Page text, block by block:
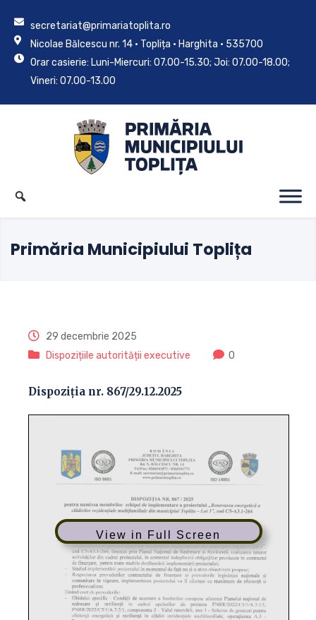
secretariat@primariatoplita.ro
Nicolae Bălcescu nr. 14 • Toplița • Harghita • 535700
Orar casierie: Luni-Miercuri: 07.00-15.30; Joi: 07.00-18.00;
Vineri: 07.00-13.00
Primăria Municipiului Toplița
29 decembrie 2025
Dispozițiile autorității executive
0
Dispoziția nr. 867/29.12.2025
View in Full Screen